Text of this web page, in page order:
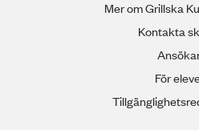
Mer om Grillska
Kontakta
För